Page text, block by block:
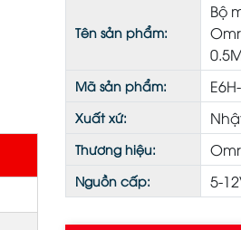
Tên sản phẩm:
Bộ
Mã sản phẩm:
Xuất xứ:
Thương hiệu:
Nguồn cấp: 5-